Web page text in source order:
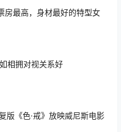
房最高，身材最好的特型女
相拥对视关系好
版《色·戒》放映威尼斯电影